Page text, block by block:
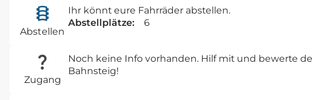
Abstellen
Ihr könnt eure Fahrräder abstellen.
Abstellplätze:
6
Zugang
Noch keine Info vorhanden. Hilf mit und bewerte
Bahnsteig!